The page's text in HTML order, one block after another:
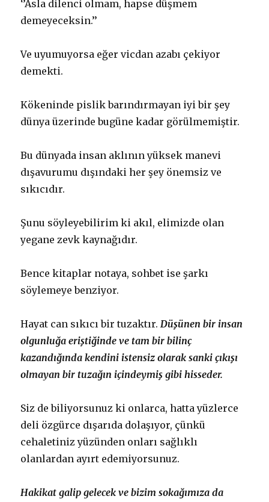
‘’Asla dilenci olmam, hapse düşmem
demeyeceksin.’’
Ve uyumuyorsa eğer vicdan azabı çekiyor
demekti.
Kökeninde pislik barındırmayan iyi bir şey
dünya üzerinde bugüne kadar görülmemiştir.
Bu dünyada insan aklının yüksek manevi
dışavurumu dışındaki her şey önemsiz ve
sıkıcıdır.
Şunu söyleyebilirim ki akıl, elimizde olan
yegane zevk kaynağıdır.
Bence kitaplar notaya, sohbet ise şarkı
söylemeye benziyor.
Hayat can sıkıcı bir tuzaktır. Düşünen bir insan
olgunluğa eriştiğinde ve tam bir bilinç
kazandığında kendini istensiz olarak sanki çıkışı
olmayan bir tuzağın içindeymiş gibi hisseder.
Siz de biliyorsunuz ki onlarca, hatta yüzlerce
deli özgürce dışarıda dolaşıyor, çünkü
cehaletiniz yüzünden onları sağlıklı
olanlardan ayırt edemiyorsunuz.
Hakikat galip gelecek ve bizim sokağımıza da